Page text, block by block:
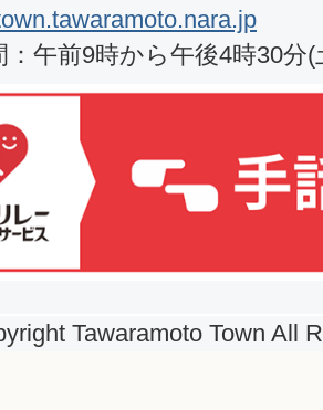
：午前9時から午後4時30分
Tawaramoto Town All